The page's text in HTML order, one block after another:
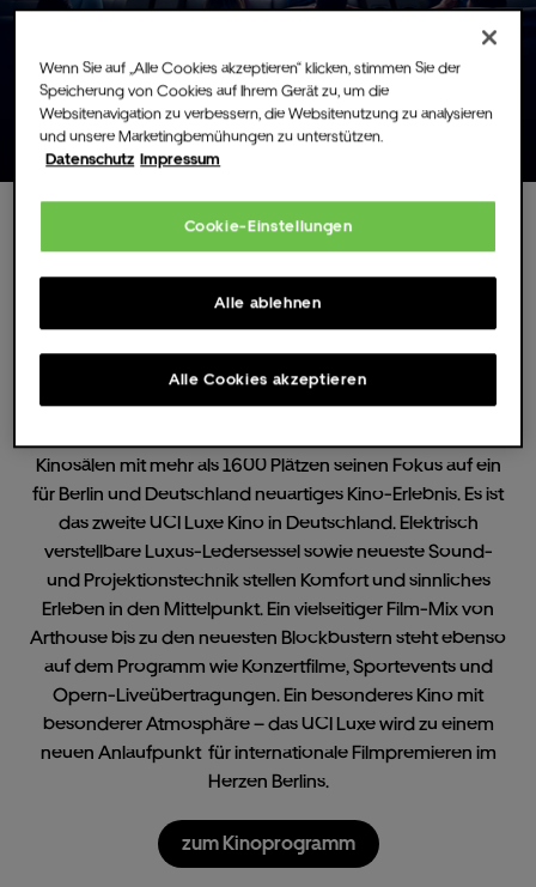
UCI Luxe
Kinosälen mit mehr als 1600 Plätzen seinen Fokus auf ein
für Berlin und Deutschland neuartiges Kino-Erlebnis. Es ist
das zweite UCI Luxe Kino in Deutschland. Elektrisch
verstellbare Luxus-Ledersessel sowie neueste Sound-
und Projektionstechnik stellen Komfort und sinnliches
Erleben in den Mittelpunkt. Ein vielseitiger Film-Mix von
Arthouse bis zu den neuesten Blockbustern steht ebenso
auf dem Programm wie Konzertfilme, Sportevents und
Opern-Liveübertragungen. Ein besonderes Kino mit
besonderer Atmosphäre – das UCI Luxe wird zu einem
neuen Anlaufpunkt für internationale Filmpremieren im
Herzen Berlins.
zumKinoprogramm
Wenn Sie auf „Alle Cookies akzeptieren“ klicken, stimmen Sie der
Speicherung von Cookies auf Ihrem Gerät zu, um die
Websitenavigation zu verbessern, die Websitenutzung zu analysieren
und unsere Marketingbemühungen zu unterstützen.
Datenschutz Impressum
Cookie-Einstellungen
Alle ablehnen
Alle Cookies akzeptieren